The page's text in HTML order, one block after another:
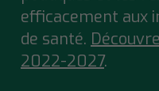
efficacement aux
de santé.
2022-2027.